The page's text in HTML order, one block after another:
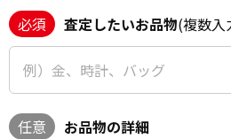
必須 査定したいお品物(複数入
任意 お品物の詳細